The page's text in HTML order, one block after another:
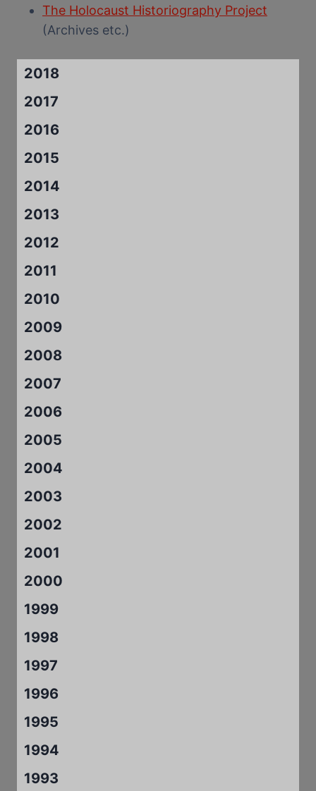
The Holocaust Historiography Project
(Archives etc.)
2018
2017
2016
2015
2014
2013
2012
2011
2010
2009
2008
2007
2006
2005
2004
2003
2002
2001
2000
1999
1998
1997
1996
1995
1994
1993